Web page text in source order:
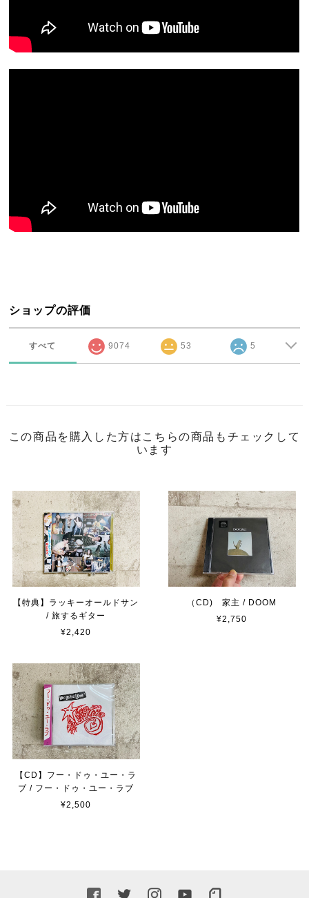
ショップの評価
すべて 9074 53 5
この商品を購入した方はこちらの商品もチェックして
います
【特典】ラッキーオールドサン
/ 旅するギター
¥2,420
（CD) 家主 / DOOM
¥2,750
【CD】フー・ドゥ・ユー・ラ
ブ / フー・ドゥ・ユー・ラブ
¥2,500